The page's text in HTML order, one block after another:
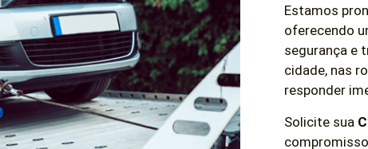
Estamos
oferecendo
segurança e
cidade, nas
responder
Solicite sua